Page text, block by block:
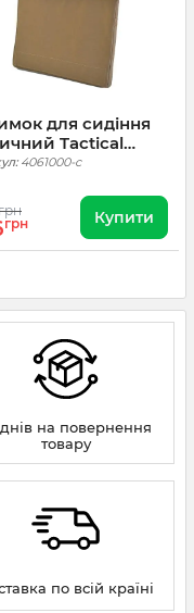
для сидіння
Tactical
Койот
4061000-c
грн Купити
на повернення
товару
по всій країні